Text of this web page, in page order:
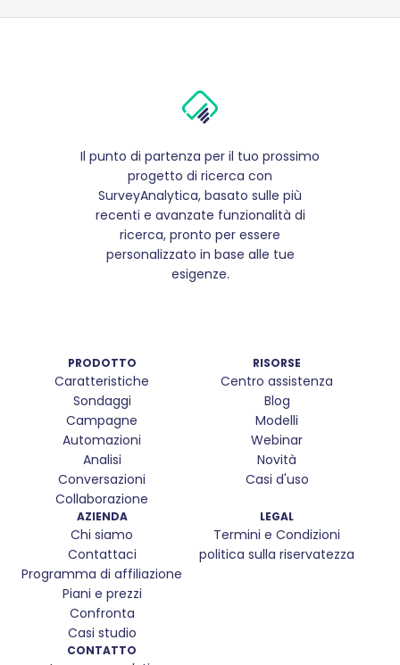
Il punto di partenza per il tuo prossimo
progetto di ricerca con
SurveyAnalytica, basato sulle più
recenti e avanzate funzionalità di
ricerca, pronto per essere
personalizzato in base alle tue
esigenze.
PRODOTTO
Caratteristiche
Sondaggi
Campagne
Automazioni
Analisi
Conversazioni
Collaborazione
RISORSE
Centro assistenza
Blog
Modelli
Webinar
Novità
Casi d'uso
AZIENDA
Chi siamo
Contattaci
Programma di affiliazione
Piani e prezzi
Confronta
Casi studio
LEGAL
Termini e Condizioni
politica sulla riservatezza
CONTATTO